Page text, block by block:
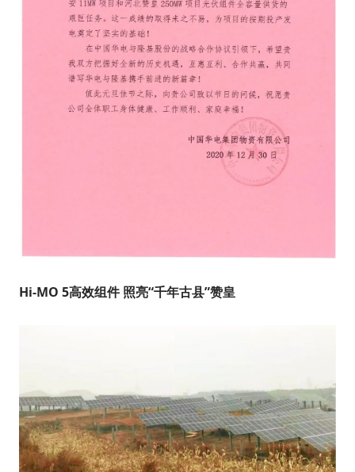
Hi-MO 5高效组件 照亮“千年古县”赞皇